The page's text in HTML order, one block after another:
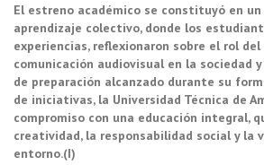
El estreno académico se constituyó en un
aprendizaje colectivo, donde los
experiencias, reflexionaron sobre el rol del
comunicación audiovisual en la sociedad
de preparación alcanzado durante su
de iniciativas, la Universidad Técnica de
compromiso con una educación integral,
creatividad, la responsabilidad social y la
entorno.(I)